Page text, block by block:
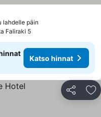
lahdelle päin
Faliraki 5
Katso hinnat
Jaa